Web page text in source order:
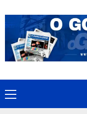
to
content
Primary
Menu